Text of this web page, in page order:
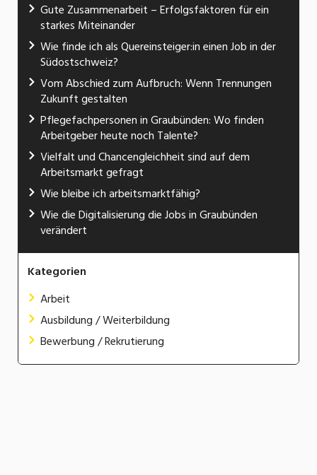
Gute Zusammenarbeit – Erfolgsfaktoren für ein
starkes Miteinander
Wie finde ich als Quereinsteiger:in einen Job in der
Südostschweiz?
Vom Abschied zum Aufbruch: Wenn Trennungen
Zukunft gestalten
Pflegefachpersonen in Graubünden: Wo finden
Arbeitgeber heute noch Talente?
Vielfalt und Chancengleichheit sind auf dem
Arbeitsmarkt gefragt
Wie bleibe ich arbeitsmarktfähig?
Wie die Digitalisierung die Jobs in Graubünden
verändert
Kategorien
Arbeit
Ausbildung / Weiterbildung
Bewerbung / Rekrutierung